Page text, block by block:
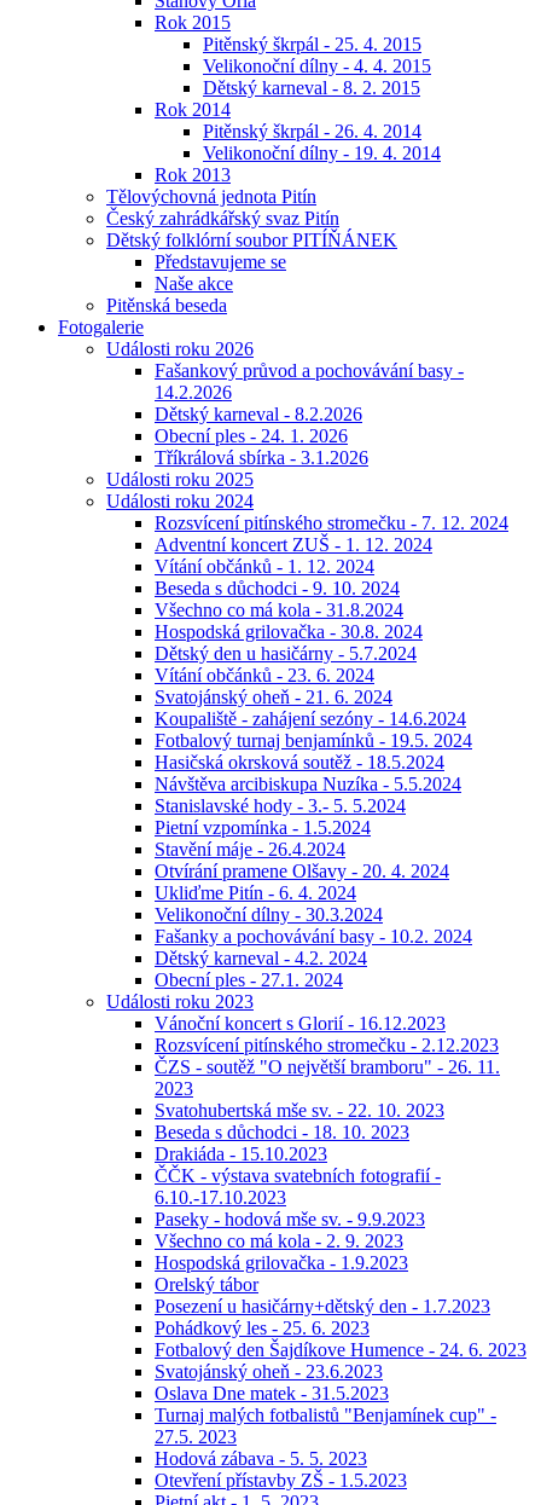
Rok 2015
Pitěnský škrpál - 25. 4. 2015
Velikonoční dílny - 4. 4. 2015
Dětský karneval - 8. 2. 2015
Rok 2014
Pitěnský škrpál - 26. 4. 2014
Velikonoční dílny - 19. 4. 2014
Rok 2013
Tělovýchovná jednota Pitín
Český zahrádkářský svaz Pitín
Dětský folklórní soubor PITÍŇÁNEK
Představujeme se
Naše akce
Pitěnská beseda
Fotogalerie
Události roku 2026
Fašankový průvod a pochovávání basy -
14.2.2026
Dětský karneval - 8.2.2026
Obecní ples - 24. 1. 2026
Tříkrálová sbírka - 3.1.2026
Události roku 2025
Události roku 2024
Rozsvícení pitínského stromečku - 7. 12. 2024
Adventní koncert ZUŠ - 1. 12. 2024
Vítání občánků - 1. 12. 2024
Beseda s důchodci - 9. 10. 2024
Všechno co má kola - 31.8.2024
Hospodská grilovačka - 30.8. 2024
Dětský den u hasičárny - 5.7.2024
Vítání občánků - 23. 6. 2024
Svatojánský oheň - 21. 6. 2024
Koupaliště - zahájení sezóny - 14.6.2024
Fotbalový turnaj benjamínků - 19.5. 2024
Hasičská okrsková soutěž - 18.5.2024
Návštěva arcibiskupa Nuzíka - 5.5.2024
Stanislavské hody - 3.- 5. 5.2024
Pietní vzpomínka - 1.5.2024
Stavění máje - 26.4.2024
Otvírání pramene Olšavy - 20. 4. 2024
Ukliďme Pitín - 6. 4. 2024
Velikonoční dílny - 30.3.2024
Fašanky a pochovávání basy - 10.2. 2024
Dětský karneval - 4.2. 2024
Obecní ples - 27.1. 2024
Události roku 2023
Vánoční koncert s Glorií - 16.12.2023
Rozsvícení pitínského stromečku - 2.12.2023
ČZS - soutěž "O největší bramboru" - 26. 11.
2023
Svatohubertská mše sv. - 22. 10. 2023
Beseda s důchodci - 18. 10. 2023
Drakiáda - 15.10.2023
ČČK - výstava svatebních fotografií -
6.10.-17.10.2023
Paseky - hodová mše sv. - 9.9.2023
Všechno co má kola - 2. 9. 2023
Hospodská grilovačka - 1.9.2023
Orelský tábor
Posezení u hasičárny+dětský den - 1.7.2023
Pohádkový les - 25. 6. 2023
Fotbalový den Šajdíkove Humence - 24. 6. 2023
Svatojánský oheň - 23.6.2023
Oslava Dne matek - 31.5.2023
Turnaj malých fotbalistů "Benjamínek cup" -
27.5. 2023
Hodová zábava - 5. 5. 2023
Otevření přístavby ZŠ - 1.5.2023